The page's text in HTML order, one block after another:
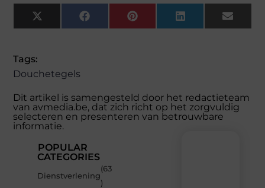
X
(Twitter)
FacebookPinterestLinkedIn Email
Tags:
Douchetegels
Dit artikel is samengesteld door het redactieteam
van avmedia.be, dat zich richt op het zorgvuldig
selecteren en presenteren van betrouwbare
informatie.
POPULAR
CATEGORIES
Dienstverlening
(63
)